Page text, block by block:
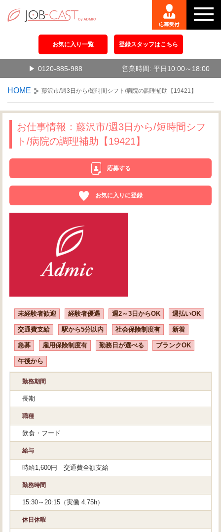
お気に入り一覧 登録スタッフはこちら
0120-885-988 営業時間: 平日10:00～18:00
HOME 藤沢市/週3日から/短時間シフト/病院の調理補助【19421】
お仕事情報：藤沢市/週3日から/短時間シフ
ト/病院の調理補助【19421】
応募する
お気に入りに登録
未経験者歓迎 経験者優遇 週2～3日からOK 週払いOK
交通費支給 駅から5分以内 社会保険制度有 新着
急募 雇用保険制度有 勤務日が選べる ブランクOK
午後から
勤務期間
長期
職種
飲食・フード
給与
時給1,600円 交通費全額支給
勤務時間
15:30～20:15（実働 4.75h）
休日休暇